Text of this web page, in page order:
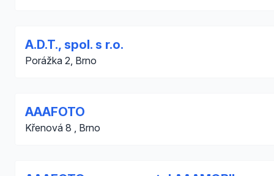
A.D.T., spol. s r.o.
Porážka 2, Brno
AAAFOTO
Křenová 8 , Brno